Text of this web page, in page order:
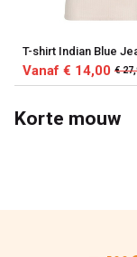
T-shirt Indian Blue
Vanaf € 14,00 €
Korte mouw